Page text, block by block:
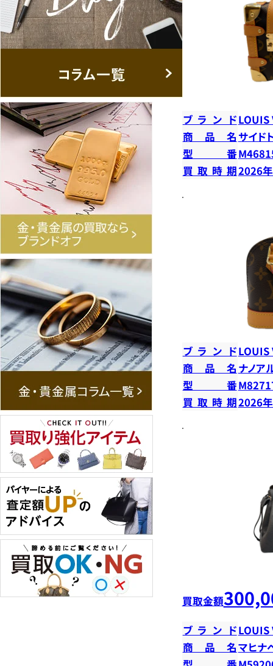
ブランドLOUIS
商品名 サイド
型番
買取時期2026
ブランドLOUIS
商品名 ナノア
型番
買取時期2026
買取金額
ブランドLOUIS
商品名マヒナ